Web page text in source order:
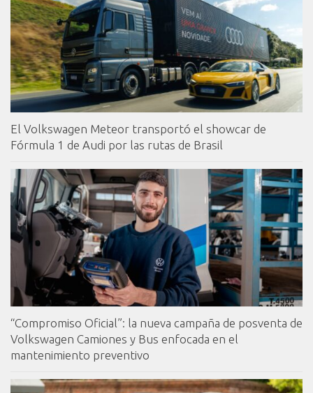
El Volkswagen Meteor transportó el showcar de
Fórmula 1 de Audi por las rutas de Brasil
“Compromiso Oficial”: la nueva campaña de posventa de
Volkswagen Camiones y Bus enfocada en el
mantenimiento preventivo